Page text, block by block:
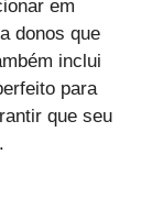
em
donos que
inclui
para
que seu